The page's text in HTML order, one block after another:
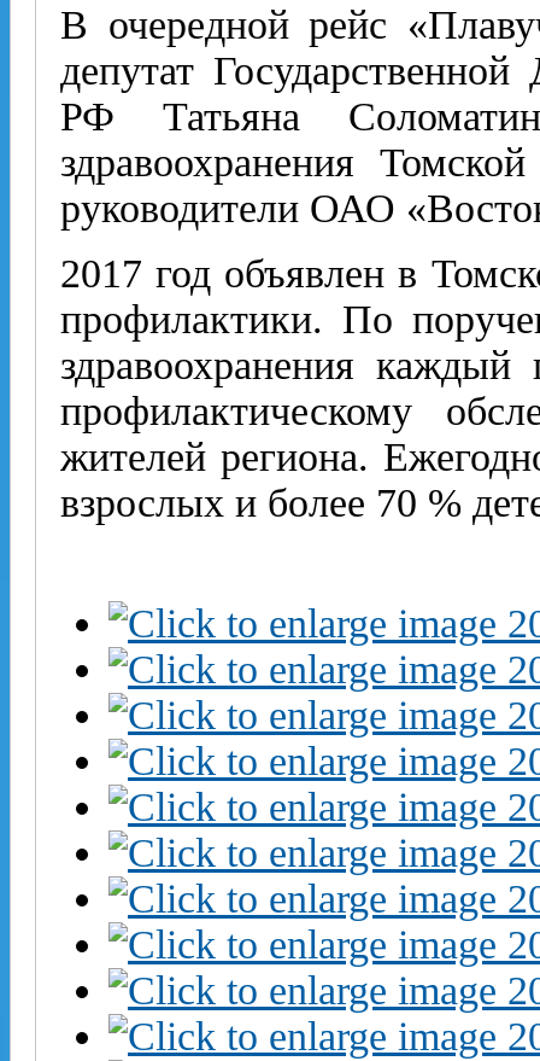
В очередной рейс
депутат
РФ Татьяна
здравоохранения
руководители ОАО
2017 год объявлен в
профилактики. По
здравоохранения
профилактическому
жителей региона.
взрослых и более 70 %